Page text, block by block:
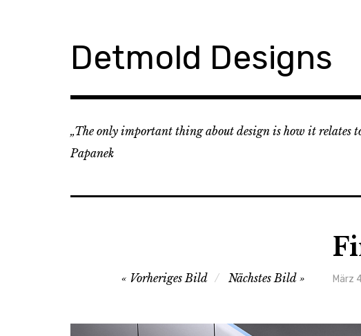
Detmold Designs
„The only important thing about design is how it relates
Papanek
März
Image Vorheriges Bild Nächstes Bild